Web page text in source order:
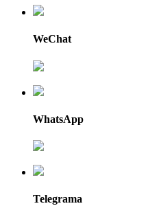
WeChat
WhatsApp
Telegrama